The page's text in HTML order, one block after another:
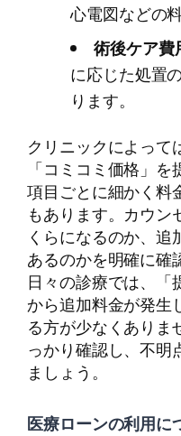
心電図などの
術後ケア費
に応じた処置
ります。
クリニックによって
「コミコミ価格」を
項目ごとに細かく料
もあります。カウン
くらになるのか、
あるのかを明確に確
日々の診療では、「
から追加料金が発生
る方が少なくありま
っかり確認し、不明
ましょう。
医療ローンの利用に